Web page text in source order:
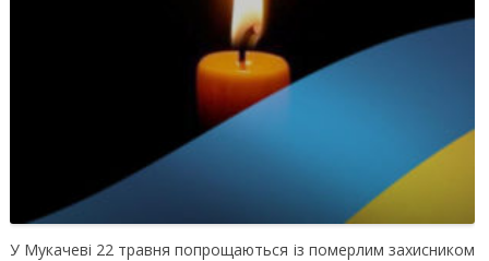
У Мукачеві 22 травня попрощаються із померлим захисником